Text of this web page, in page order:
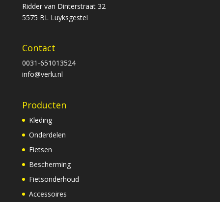
Ridder van Dinterstraat 32
5575 BL Luyksgestel
Contact
0031-651013524
info@verlu.nl
Producten
Kleding
Onderdelen
Fietsen
Bescherming
Fietsonderhoud
Accessoires